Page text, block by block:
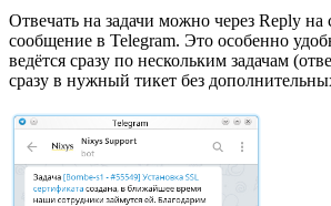
Отвечать на задачи можно через Reply на
сообщение в Telegram. Это особенно
ведётся сразу по нескольким задачам
сразу в нужный тикет без